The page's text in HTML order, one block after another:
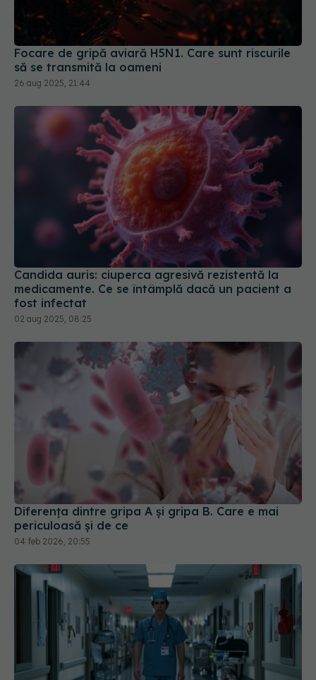
Focare de gripă aviară H5N1. Care sunt riscurile
să se transmită la oameni
26 aug 2025, 21:44
Candida auris: ciuperca agresivă rezistentă la
medicamente. Ce se întâmplă dacă un pacient a
02 aug 2025, 08:25
Diferența dintre gripa A și gripa B. Care e mai
periculoasă și de ce
04 feb 2026, 20:55